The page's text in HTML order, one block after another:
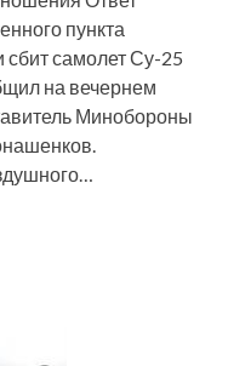
пункта
сбит самолет Су-25
на вечернем
Минобороны